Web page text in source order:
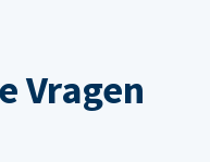
Vragen